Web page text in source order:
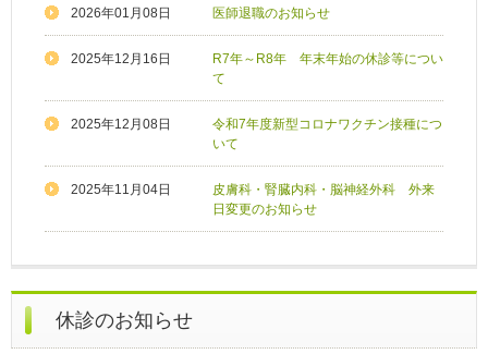
2026年01月08日 医師退職のお知らせ
2025年12月16日
R7年～R8年 年末年始の休診等につい
て
2025年12月08日
令和7年度新型コロナワクチン接種につ
いて
2025年11月04日
皮膚科・腎臓内科・脳神経外科 外来
日変更のお知らせ
休診のお知らせ